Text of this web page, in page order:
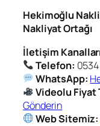
Hekimoğlu
Nakliyat Ortağı
İletişim
Telefon:
WhatsApp:
Videolu Fiyat
Gönderin
Web Sitemiz: